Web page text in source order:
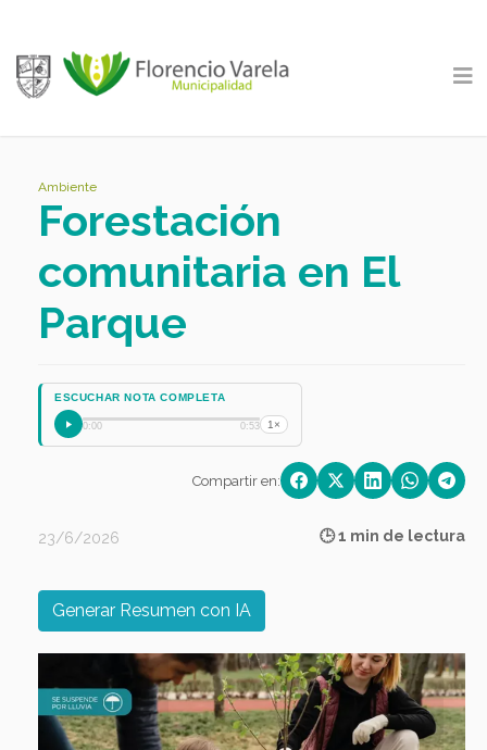
Ambiente
Forestación
comunitaria en El
Parque
ESCUCHAR NOTA COMPLETA
0:00 0:53 1×
Compartir en:
23/6/2026 🕒 1 min de lectura
Generar Resumen con IA